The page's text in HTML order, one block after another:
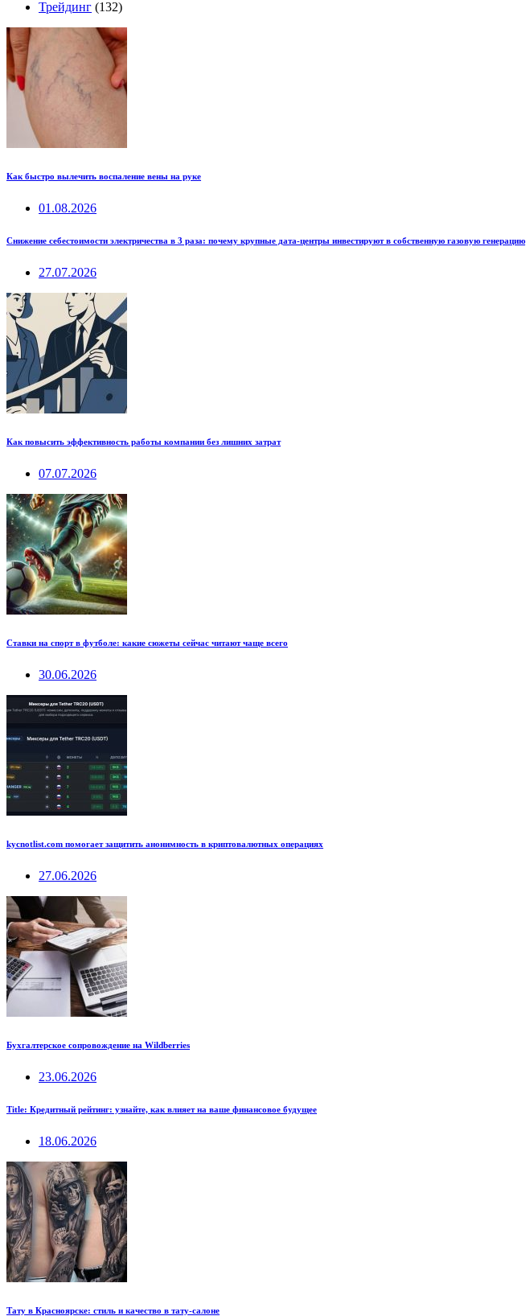
Трейдинг (132)
Как быстро вылечить воспаление вены на руке
01.08.2026
Снижение себестоимости электричества в 3 раза: почему крупные дата-центры инвестируют в собственную газовую генерацию
27.07.2026
Как повысить эффективность работы компании без лишних затрат
07.07.2026
Ставки на спорт в футболе: какие сюжеты сейчас читают чаще всего
30.06.2026
kycnotlist.com помогает защитить анонимность в криптовалютных операциях
27.06.2026
Бухгалтерское сопровождение на Wildberries
23.06.2026
Title: Кредитный рейтинг: узнайте, как влияет на ваше финансовое будущее
18.06.2026
Тату в Красноярске: стиль и качество в тату-салоне